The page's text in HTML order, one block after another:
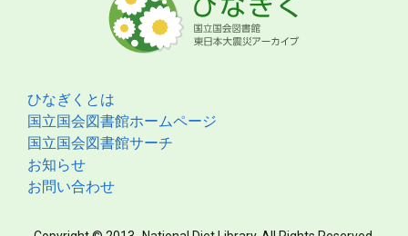
ひなぎくとは
国立国会図書館ホームページ
国立国会図書館サーチ
お知らせ
お問い合わせ